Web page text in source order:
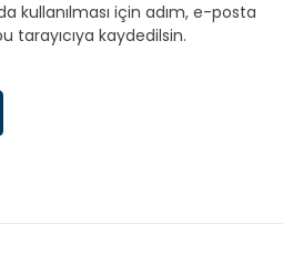
kullanılması için adım, e-posta
tarayıcıya kaydedilsin.